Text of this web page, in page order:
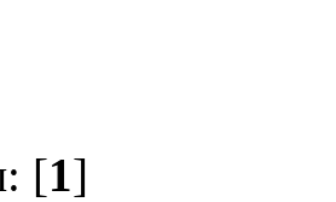
[1]